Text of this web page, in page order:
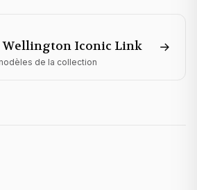
Wellington Iconic Link
de la collection